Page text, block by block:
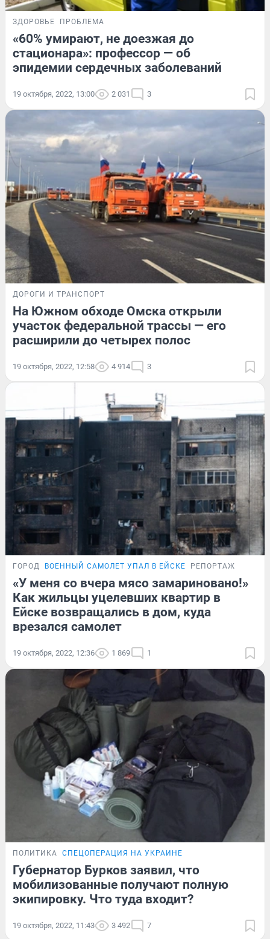
ЗДОРОВЬЕ ПРОБЛЕМА
«60% умирают, не доезжая до
стационара»: профессор — об
эпидемии сердечных заболеваний
19 октября, 2022, 13:00 2 031 3
ДОРОГИ И ТРАНСПОРТ
На Южном обходе Омска открыли
участок федеральной трассы — его
расширили до четырех полос
19 октября, 2022, 12:58 4 914 3
ГОРОД ВОЕННЫЙ САМОЛЕТ УПАЛ В ЕЙСКЕ РЕПОРТАЖ
«У меня со вчера мясо замариновано!»
Как жильцы уцелевших квартир в
Ейске возвращались в дом, куда
врезался самолет
19 октября, 2022, 12:36 1 869 1
ПОЛИТИКА СПЕЦОПЕРАЦИЯ НА УКРАИНЕ
Губернатор Бурков заявил, что
мобилизованные получают полную
экипировку. Что туда входит?
19 октября, 2022, 11:43 3 492 7